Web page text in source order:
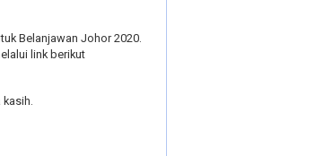
Belanjawan Johor 2020.
link berikut
kasih.